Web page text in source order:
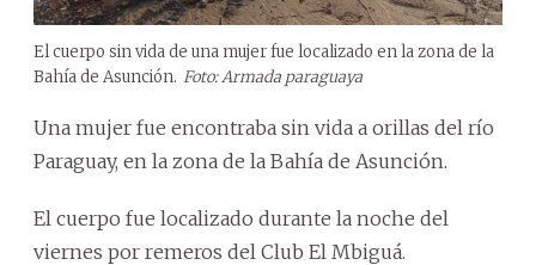
El cuerpo sin vida de una mujer fue localizado en la zona de la
Bahía de Asunción. Foto: Armada paraguaya
Una mujer fue encontraba sin vida a orillas del río
Paraguay, en la zona de la Bahía de Asunción.
El cuerpo fue localizado durante la noche del
viernes por remeros del Club El Mbiguá.